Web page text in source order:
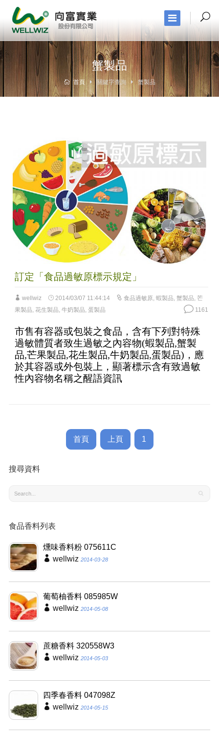
蟹製品
首頁 關鍵字查詢 蟹製品
訂定「食品過敏原標示規定」
wellwiz 2014/03/07 11:44:14 食品過敏原, 蝦製品, 蟹製品, 芒
果製品, 花生製品, 牛奶製品, 蛋製品 1161
市售有容器或包裝之食品，含有下列對特殊
過敏體質者致生過敏之內容物(蝦製品,蟹製
品,芒果製品,花生製品,牛奶製品,蛋製品)，應
於其容器或外包裝上，顯著標示含有致過敏
性內容物名稱之醒語資訊
首頁 上頁 1
搜尋資料
食品香料列表
燻味香料粉 075611C
wellwiz 2014-03-28
葡萄柚香料 085985W
wellwiz 2014-05-08
蔗糖香料 320558W3
wellwiz 2014-05-03
四季春香料 047098Z
wellwiz 2014-05-15